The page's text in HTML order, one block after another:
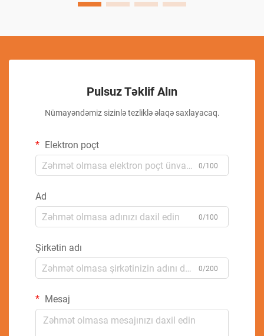
Pulsuz Təklif Alın
Nümayəndəmiz sizinlə tezliklə əlaqə saxlayacaq.
Elektron poçt
0/100
Ad
0/100
Şirkətin adı
0/200
Mesaj